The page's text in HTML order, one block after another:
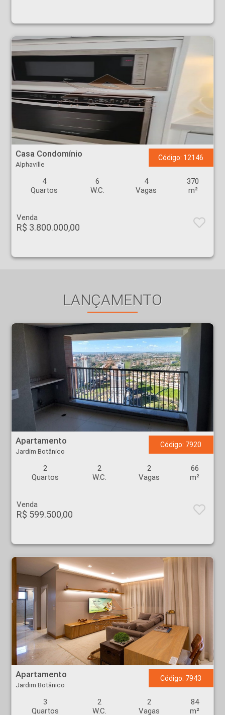
Casa Condomínio - Alphaville - Ribeirão Preto
Casa Condomínio
Alphaville
Código: 12146
4
Quartos
6
W.C.
4
Vagas
370
m²
Venda
R$ 3.800.000,00
LANÇAMENTO
Apartamento
Jardim Botânico
Código: 7920
2
Quartos
2
W.C.
2
Vagas
66
m²
Venda
R$ 599.500,00
Apartamento - Jardim Botânico - Ribeirão Preto
Apartamento
Jardim Botânico
Código: 7943
3
Quartos
2
W.C.
2
Vagas
84
m²